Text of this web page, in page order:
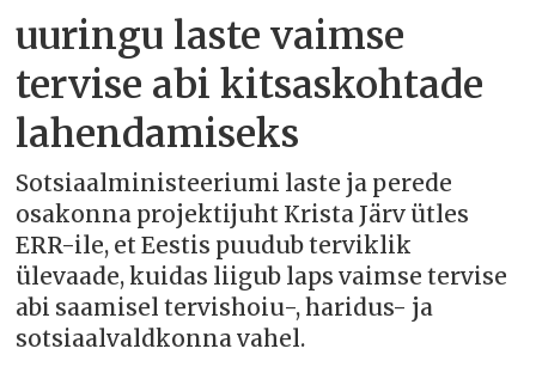
uuringu laste vaimse
tervise abi kitsaskohtade
lahendamiseks
Sotsiaalministeeriumi laste ja perede
osakonna projektijuht Krista Järv ütles
ERR-ile, et Eestis puudub terviklik
ülevaade, kuidas liigub laps vaimse tervise
abi saamisel tervishoiu-, haridus- ja
sotsiaalvaldkonna vahel.